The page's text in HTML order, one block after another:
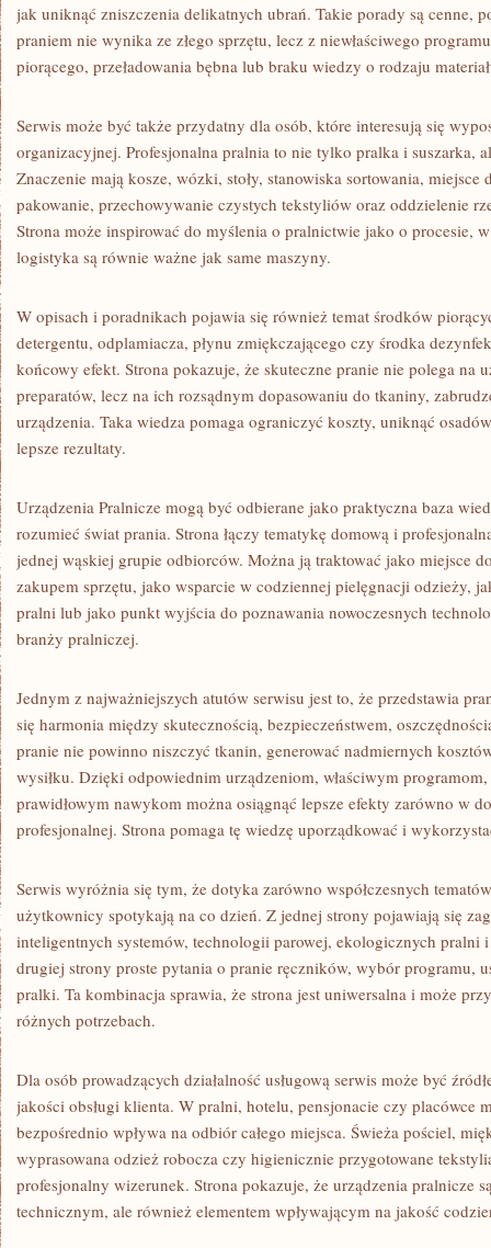
jak uniknąć zniszczenia delikatnych ubrań. Takie porady są cenne,
praniem nie wynika ze złego sprzętu, lecz z niewłaściwego
piorącego, przeładowania bębna lub braku wiedzy o rodzaju
Serwis może być także przydatny dla osób, które interesują się
organizacyjnej. Profesjonalna pralnia to nie tylko pralka i suszarka,
Znaczenie mają kosze, wózki, stoły, stanowiska sortowania, miejsce
pakowanie, przechowywanie czystych tekstyliów oraz oddzielenie
Strona może inspirować do myślenia o pralnictwie jako o procesie,
logistyka są równie ważne jak same maszyny.
W opisach i poradnikach pojawia się również temat środków
detergentu, odplamiacza, płynu zmiękczającego czy środka
końcowy efekt. Strona pokazuje, że skuteczne pranie nie polega na
preparatów, lecz na ich rozsądnym dopasowaniu do tkaniny,
urządzenia. Taka wiedza pomaga ograniczyć koszty, uniknąć
lepsze rezultaty.
Urządzenia Pralnicze mogą być odbierane jako praktyczna baza
rozumieć świat prania. Strona łączy tematykę domową i
jednej wąskiej grupie odbiorców. Można ją traktować jako miejsce
zakupem sprzętu, jako wsparcie w codziennej pielęgnacji odzieży,
pralni lub jako punkt wyjścia do poznawania nowoczesnych
branży pralniczej.
Jednym z najważniejszych atutów serwisu jest to, że przedstawia
się harmonia między skutecznością, bezpieczeństwem,
pranie nie powinno niszczyć tkanin, generować nadmiernych
wysiłku. Dzięki odpowiednim urządzeniom, właściwym
prawidłowym nawykom można osiągnąć lepsze efekty zarówno w
profesjonalnej. Strona pomaga tę wiedzę uporządkować i
Serwis wyróżnia się tym, że dotyka zarówno współczesnych
użytkownicy spotykają na co dzień. Z jednej strony pojawiają się
inteligentnych systemów, technologii parowej, ekologicznych pralni
drugiej strony proste pytania o pranie ręczników, wybór programu,
pralki. Ta kombinacja sprawia, że strona jest uniwersalna i może
różnych potrzebach.
Dla osób prowadzących działalność usługową serwis może być
jakości obsługi klienta. W pralni, hotelu, pensjonacie czy placówce
bezpośrednio wpływa na odbiór całego miejsca. Świeża pościel,
wyprasowana odzież robocza czy higienicznie przygotowane
profesjonalny wizerunek. Strona pokazuje, że urządzenia pralnicze
technicznym, ale również elementem wpływającym na jakość